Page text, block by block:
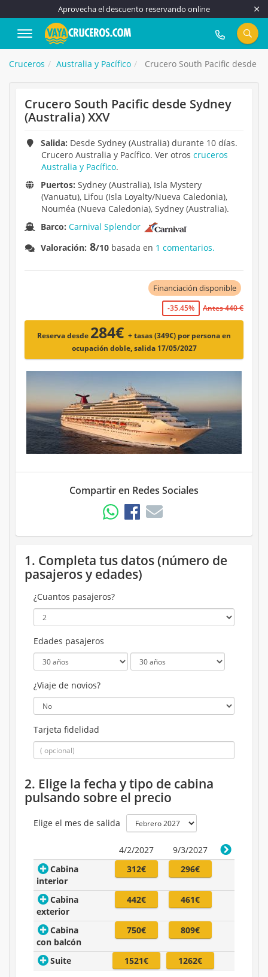
Aprovecha el descuento reservando online
917 815 555
Cruceros Australia y Pacífico Crucero South Pacific desde
Crucero South Pacific desde Sydney
(Australia) XXV
Salida: Desde Sydney (Australia) durante 10 días.
Crucero Australia y Pacífico. Ver otros cruceros
Australia y Pacífico.
Puertos: Sydney (Australia), Isla Mystery
(Vanuatu), Lifou (Isla Loyalty/Nueva Caledonia),
Nouméa (Nueva Caledonia), Sydney (Australia).
Barco:Carnival Splendor
Valoración: 8/10 basada en 1 comentarios.
Financiación disponible
-35.45% Antes 440 €
Reserva desde 284€ + tasas (349€) por persona en
ocupación doble, salida 17/05/2027
Compartir en Redes Sociales
1. Completa tus datos (número de
pasajeros y edades)
¿Cuantos pasajeros?
Edades pasajeros
¿Viaje de novios?
Tarjeta fidelidad
2. Elige la fecha y tipo de cabina
pulsando sobre el precio
Elige el mes de salida
4/2/2027
9/3/2027
Cabina
interior
312€ 296€
Cabina
exterior
442€ 461€
Cabina
con balcón
750€ 809€
Suite 1521€ 1262€